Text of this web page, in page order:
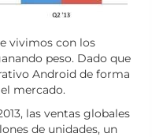
vivimos con los
peso. Dado que
Android de forma
mercado.
las ventas globales
de unidades, un